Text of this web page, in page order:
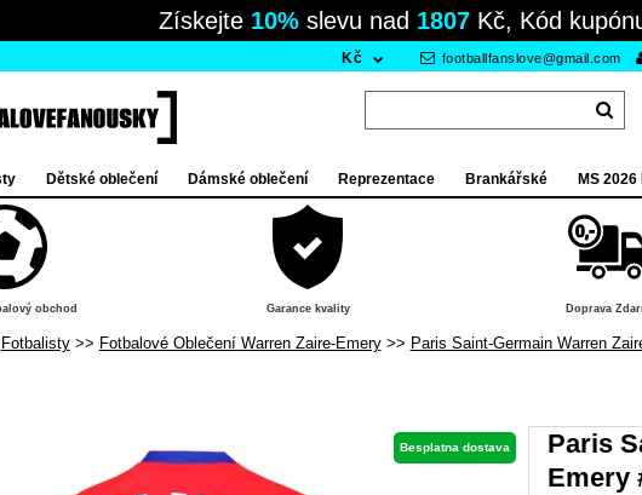
Získejte 10% slevu nad 1807 Kč, Kód
Kč footballfanslove@gmail.com
Dětské oblečení Dámské oblečení Reprezentace Brankářské MS
obchod Garance kvality Doprava
Fotbalisty Fotbalové Oblečení Warren Zaire-Emery Paris Saint-Germain Warren
Besplatna dostava
Paris
Emery